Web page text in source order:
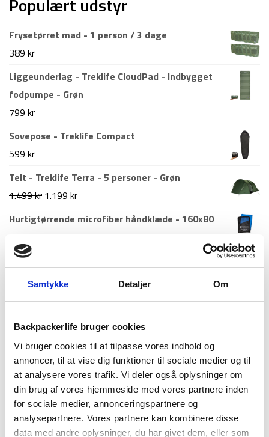
Samtykke Detaljer Om
Backpackerlife bruger cookies
Vi bruger cookies til at tilpasse vores indhold og
annoncer, til at vise dig funktioner til sociale medier og til
at analysere vores trafik. Vi deler også oplysninger om
din brug af vores hjemmeside med vores partnere inden
for sociale medier, annonceringspartnere og
analysepartnere. Vores partnere kan kombinere disse
data med andre oplysninger, du har givet dem, eller som
Frysetørret mad - 1 person / 3 dage
389 kr
Liggeunderlag - Treklife CloudPad - Indbygget
fodpumpe - Grøn
799 kr
Sovepose - Treklife Compact
599 kr
Telt - Treklife Terra - 5 personer - Grøn
1.499kr Den
oprindelige
pris
1.499 kr.
1.199 krDen
aktuelle
1.199 kr.
Hurtigtørrende microfiber håndklæde - 160x80
cm - Treklife
99kr
Nyeste artikler
Roskilde festival pakkeliste 2026 – Alt du bør
have med
18. juni 2026
Guide til Grøn Koncert 2026: Alt du skal vide –
inkl. pakkeliste
26. marts 2026
Backpacking i 2026: 10 destinationer du ikke må
gå glip af